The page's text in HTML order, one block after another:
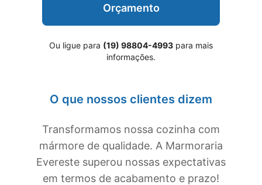
Orçamento
Ou ligue para (19) 98804-4993 para mais
informações.
O que nossos clientes dizem
Transformamos nossa cozinha com
mármore de qualidade. A Marmoraria
Evereste superou nossas expectativas
em termos de acabamento e prazo!